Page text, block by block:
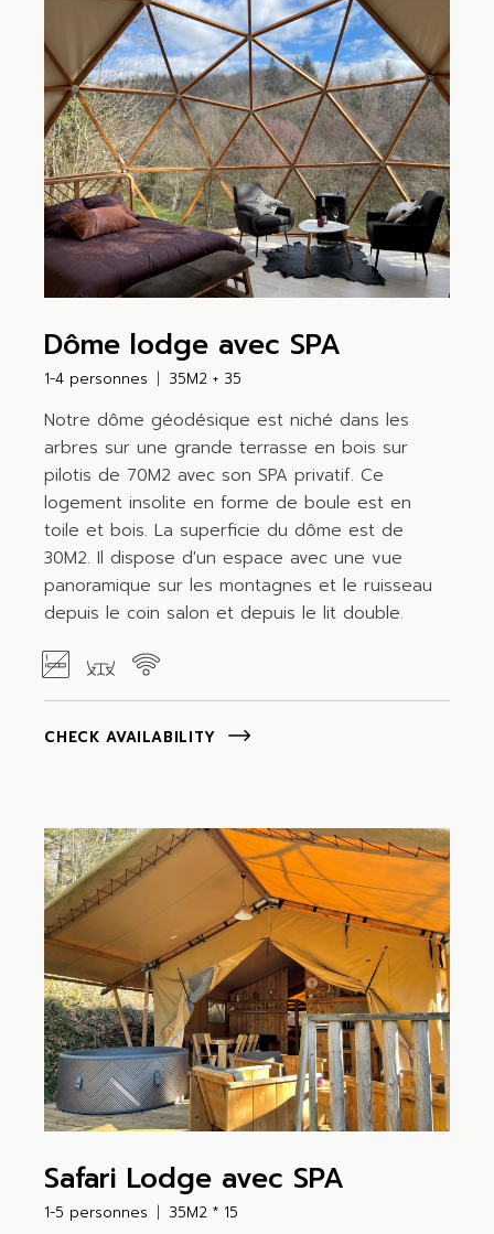
Dôme lodge avec SPA
1-4 personnes 35M2 + 35
Notre dôme géodésique est niché dans les
arbres sur une grande terrasse en bois sur
pilotis de 70M2 avec son SPA privatif. Ce
logement insolite en forme de boule est en
toile et bois. La superficie du dôme est de
30M2. Il dispose d'un espace avec une vue
panoramique sur les montagnes et le ruisseau
depuis le coin salon et depuis le lit double.
CHECK AVAILABILITY
Safari Lodge avec SPA
1-5 personnes 35M2 * 15